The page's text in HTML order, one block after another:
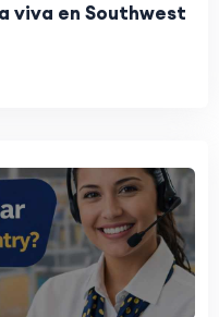
viva en Southwest